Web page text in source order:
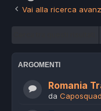
Vai alla ricerca
ARGOMENTI
Romania
da